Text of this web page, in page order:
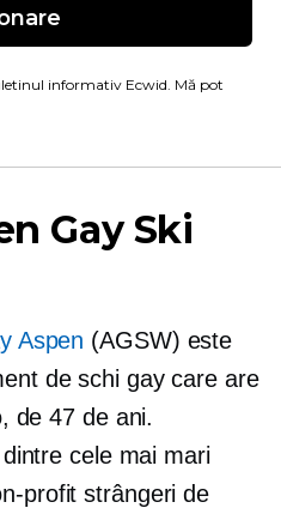
informativ Ecwid. Mă pot
Gay Ski
Aspen (AGSW) este
de schi gay care are
de 47 de ani.
cele mai mari
profit strângeri de